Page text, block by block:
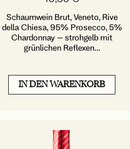
Schaumwein Brut, Veneto, Rive
della Chiesa, 95% Prosecco, 5%
Chardonnay – strohgelb mit
grünlichen Reflexen...
IN DEN WARENKORB